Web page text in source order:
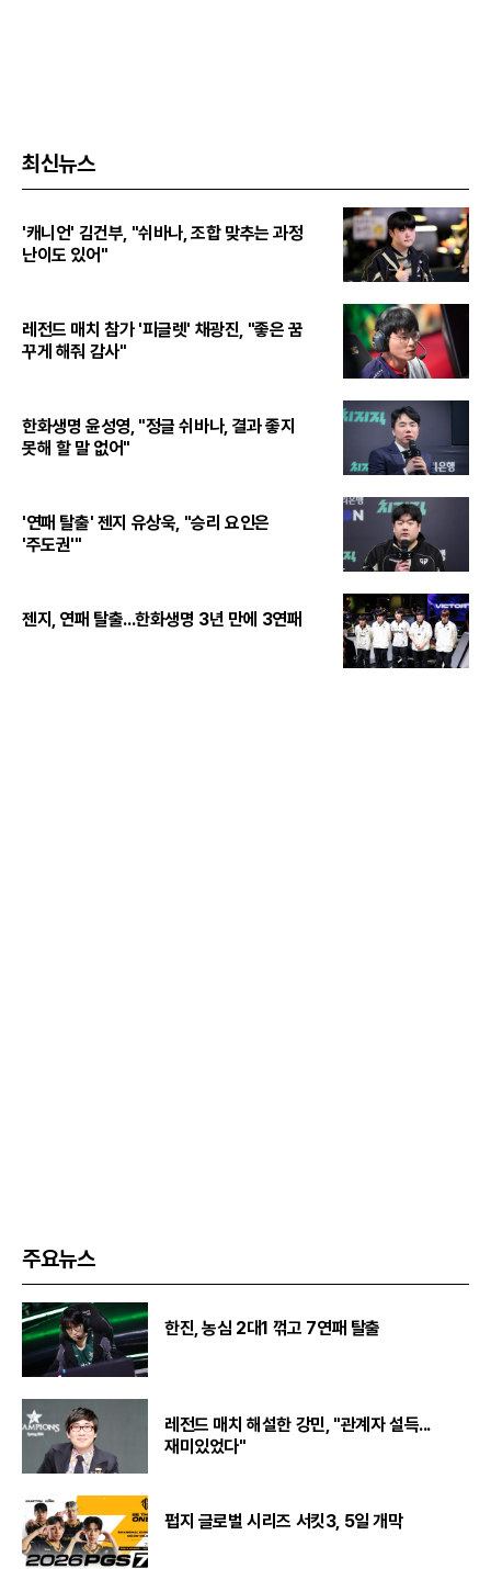
최신뉴스
'캐니언' 김건부, "쉬바나, 조합 맞추는 과정
난이도 있어"
레전드 매치 참가 '피글렛' 채광진, "좋은 꿈
꾸게 해줘 감사"
한화생명 윤성영, "정글 쉬바나, 결과 좋지
못해 할 말 없어"
'연패 탈출' 젠지 유상욱, "승리 요인은
'주도권'"
젠지, 연패 탈출...한화생명 3년 만에 3연패
주요뉴스
한진, 농심 2대1 꺾고 7연패 탈출
레전드 매치 해설한 강민, "관계자 설득...
재미있었다"
펍지 글로벌 시리즈 서킷3, 5일 개막